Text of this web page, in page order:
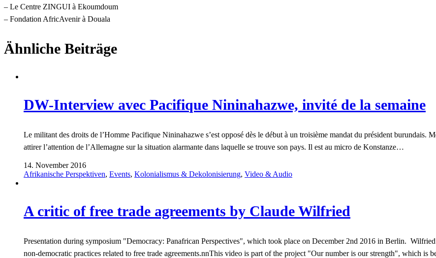
– Le Centre ZINGUI à Ekoumdoum
– Fondation AfricAvenir à Douala
Ähnliche Beiträge
DW-Interview avec Pacifique Nininahazwe, invité de la semaine
Le militant des droits de l’Homme Pacifique Nininahazwe s’est opposé dès le début à un troisième mandat du président burundais.
attirer l’attention de l’Allemagne sur la situation alarmante dans laquelle se trouve son pays. Il est au micro de Konstanze…
14. November 2016
Afrikanische Perspektiven, Events, Kolonialismus & Dekolonisierung, Video & Audio
A critic of free trade agreements by Claude Wilfried
Presentation during symposium "Democracy: Panafrican Perspectives", which took place on December 2nd 2016 in Berlin.
non-democratic practices related to free trade agreements.nnThis video is part of the project "Our number is our strength", which